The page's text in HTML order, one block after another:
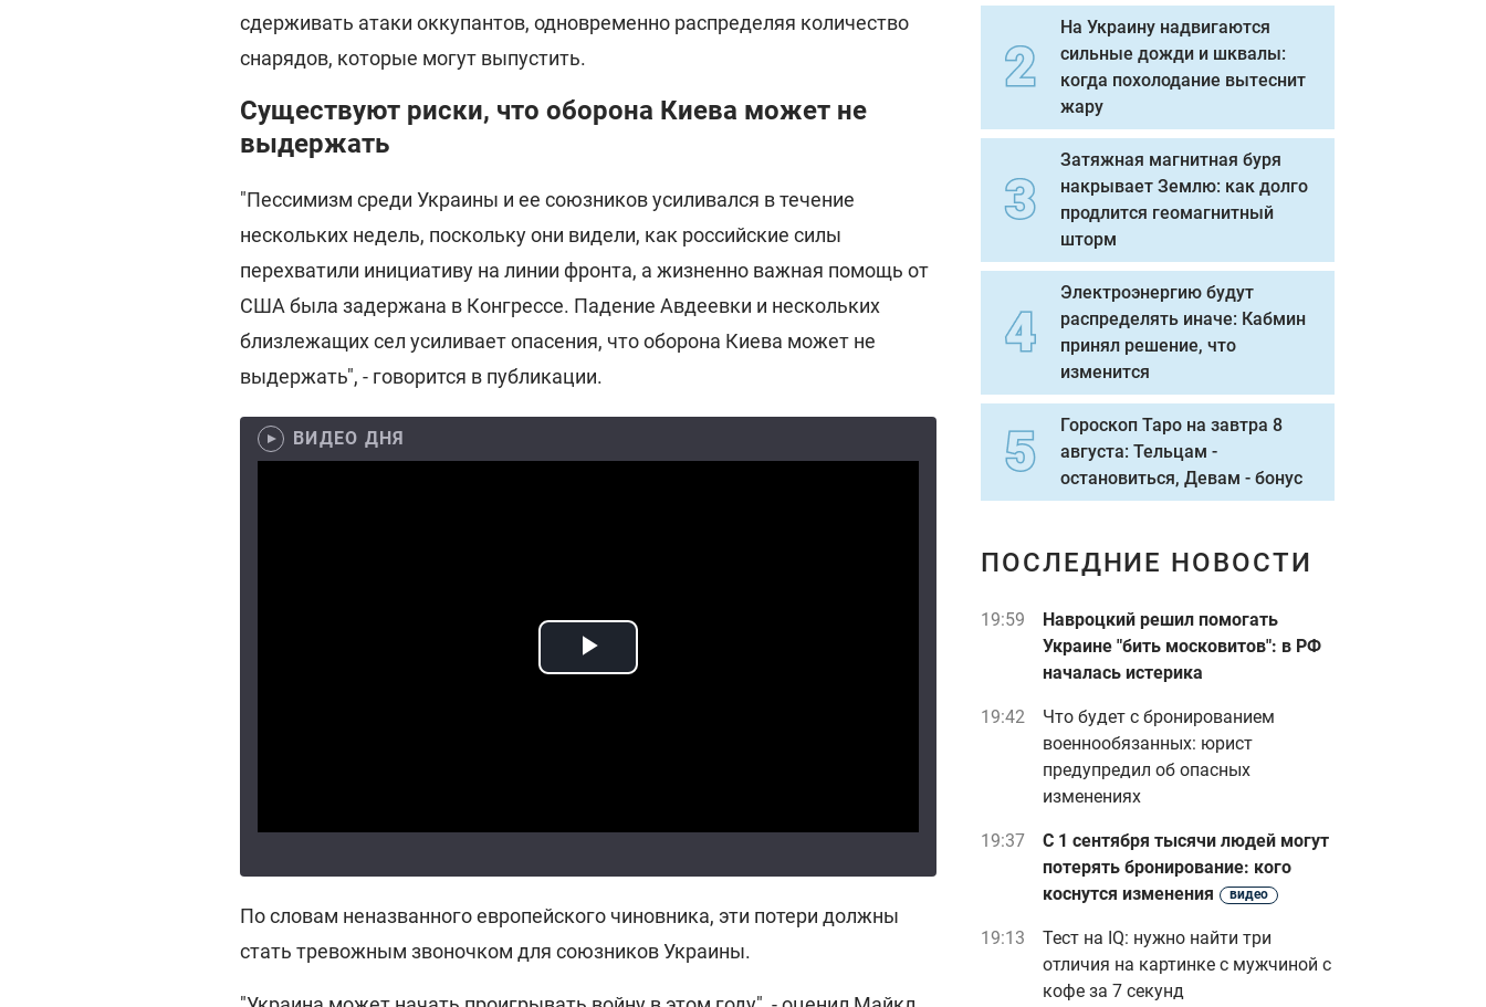
сдерживать атаки оккупантов, одновременно распределяя количество
снарядов, которые могут выпустить.
Существуют риски, что оборона Киева может не
выдержать
"Пессимизм среди Украины и ее союзников усиливался в течение
нескольких недель, поскольку они видели, как российские силы
перехватили инициативу на линии фронта, а жизненно важная помощь от
США была задержана в Конгрессе. Падение Авдеевки и нескольких
близлежащих сел усиливает опасения, что оборона Киева может не
выдержать", - говорится в публикации.
ВИДЕО ДНЯ
По словам неназванного европейского чиновника, эти потери должны
стать тревожным звоночком для союзников Украины.
На Украину надвигаются
сильные дожди и шквалы:
когда похолодание вытеснит
жару
Затяжная магнитная буря
накрывает Землю: как долго
продлится геомагнитный
шторм
Электроэнергию будут
распределять иначе: Кабмин
принял решение, что
изменится
Гороскоп Таро на завтра 8
августа: Тельцам -
остановиться, Девам - бонус
ПОСЛЕДНИЕ НОВОСТИ
19:59
Навроцкий решил помогать
Украине "бить московитов": в РФ
началась истерика
19:42
Что будет с бронированием
военнообязанных: юрист
предупредил об опасных
изменениях
19:37
С 1 сентября тысячи людей могут
потерять бронирование: кого
коснутся изменения
видео
19:13
Тест на IQ: нужно найти три
отличия на картинке с мужчиной с
кофе за 7 секунд